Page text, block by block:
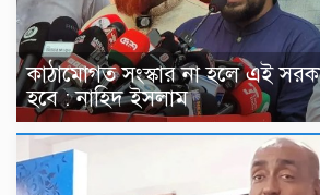
কাঠামোগত সংস্কার না হলে এই
হবে : নাহিদ ইসলাম